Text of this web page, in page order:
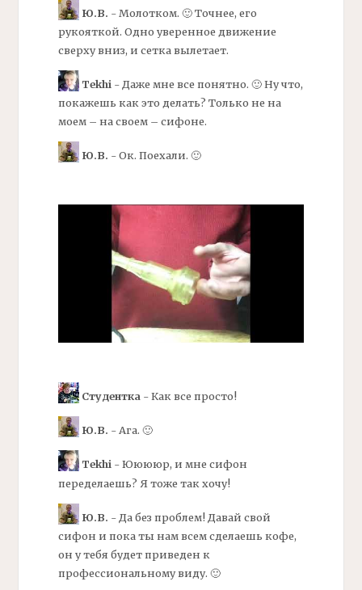
Ю.В. - Молотком. 🙂 Точнее, его
рукояткой. Одно уверенное движение
сверху вниз, и сетка вылетает.
Tekhi- Даже мне все понятно. 🙂 Ну что,
покажешь как это делать? Только не на
моем – на своем – сифоне.
Ю.В. - Ок. Поехали. 🙂
Студентка- Как все просто!
Ю.В. - Ага. 🙂
Tekhi- Ююююр, и мне сифон
переделаешь? Я тоже так хочу!
Ю.В. - Да без проблем! Давай свой
сифон и пока ты нам всем сделаешь кофе,
он у тебя будет приведен к
профессиональному виду. 🙂